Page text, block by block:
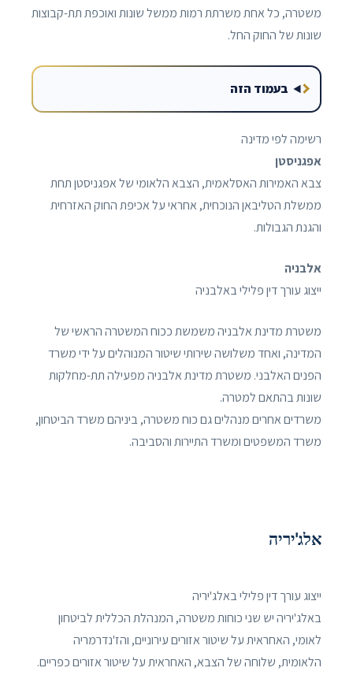
משטרה, כל אחת משרתת רמות ממשל שונות ואוכפת תת-קבוצות
שונות של החוק החל.
בעמוד הזה
רשימה לפי מדינה
אפגניסטן
צבא האמירות האסלאמית, הצבא הלאומי של אפגניסטן תחת
ממשלת הטליבאן הנוכחית, אחראי על אכיפת החוק האזרחית
והגנת הגבולות.
אלבניה
ייצוג עורך דין פלילי באלבניה
משטרת מדינת אלבניה משמשת ככוח המשטרה הראשי של
המדינה, ואחד משלושה שירותי שיטור המנוהלים על ידי משרד
הפנים האלבני. משטרת מדינת אלבניה מפעילה תת-מחלקות
שונות בהתאם למטרה.
משרדים אחרים מנהלים גם כוח משטרה, ביניהם משרד הביטחון,
משרד המשפטים ומשרד התיירות והסביבה.
אלג'יריה
ייצוג עורך דין פלילי באלג'יריה
באלג'יריה יש שני כוחות משטרה, המנהלת הכללית לביטחון
לאומי, האחראית על שיטור אזורים עירוניים, והז'נדרמריה
הלאומית, שלוחה של הצבא, האחראית על שיטור אזורים כפריים.